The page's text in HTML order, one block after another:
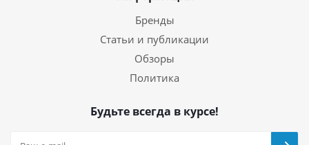
Бренды
Статьи и публикации
Обзоры
Политика
Будьте всегда в курсе!